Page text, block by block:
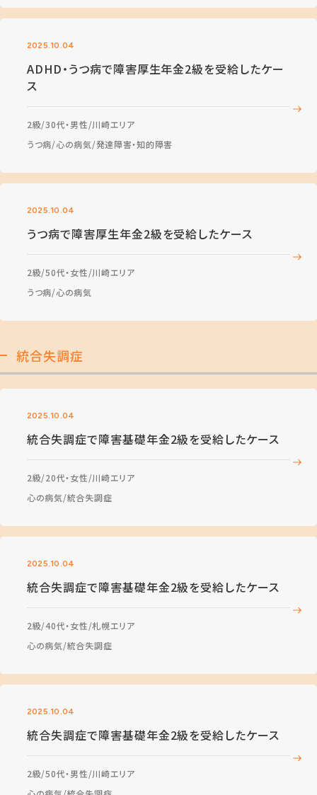
2025.10.04
ADHD・うつ病で障害厚生年金2級を受給したケー
ス
2級 30代・男性 川崎エリア
うつ病 心の病気 発達障害・知的障害
2025.10.04
うつ病で障害厚生年金2級を受給したケース
2級 50代・女性 川崎エリア
うつ病 心の病気
統合失調症
2025.10.04
統合失調症で障害基礎年金2級を受給したケース
2級 20代・女性 川崎エリア
心の病気 統合失調症
2025.10.04
統合失調症で障害基礎年金2級を受給したケース
2級 40代・女性 札幌エリア
心の病気 統合失調症
2025.10.04
統合失調症で障害基礎年金2級を受給したケース
2級 50代・男性 川崎エリア